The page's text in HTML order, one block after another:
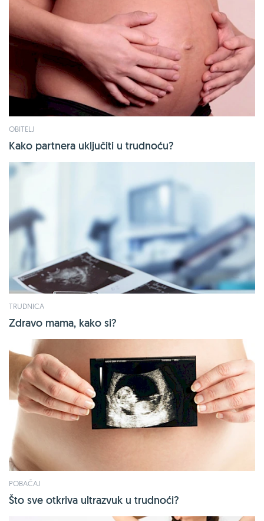
OBITELJ
Kako partnera uključiti u trudnoću?
TRUDNICA
Zdravo mama, kako si?
POBAČAJ
Što sve otkriva ultrazvuk u trudnoći?